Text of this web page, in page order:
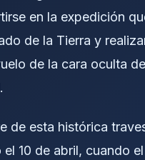
en la expedición
de la Tierra y
de la cara oculta
de esta histórica
el 10 de abril, cuando